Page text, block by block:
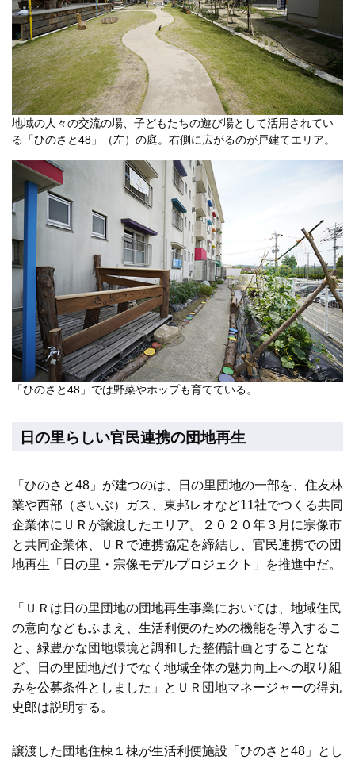
地域の人々の交流の場、子どもたちの遊び場として活用されてい
る「ひのさと48」（左）の庭。右側に広がるのが戸建てエリア。
「ひのさと48」では野菜やホップも育てている。
日の里らしい官民連携の団地再生
「ひのさと48」が建つのは、日の里団地の一部を、住友林
業や西部（さいぶ）ガス、東邦レオなど11社でつくる共同
企業体にＵＲが譲渡したエリア。２０２０年３月に宗像市
と共同企業体、ＵＲで連携協定を締結し、官民連携での団
地再生「日の里・宗像モデルプロジェクト」を推進中だ。
「ＵＲは日の里団地の団地再生事業においては、地域住民
の意向などもふまえ、生活利便のための機能を導入するこ
と、緑豊かな団地環境と調和した整備計画とすることな
ど、日の里団地だけでなく地域全体の魅力向上への取り組
みを公募条件としました」とＵＲ団地マネージャーの得丸
史郎は説明する。
譲渡した団地住棟１棟が生活利便施設「ひのさと48」とし